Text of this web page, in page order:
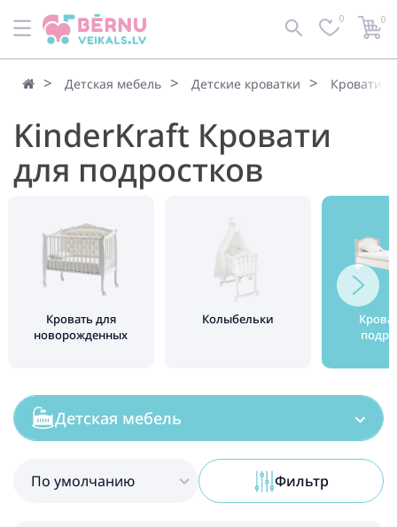
По умолчанию Фильтр 0 0
Детская мебель Детские кроватки Кровати
KinderKraft Кровати
для подростков
Кровать для
новорожденных
Колыбельки
Детская мебель
По умолчанию Фильтр